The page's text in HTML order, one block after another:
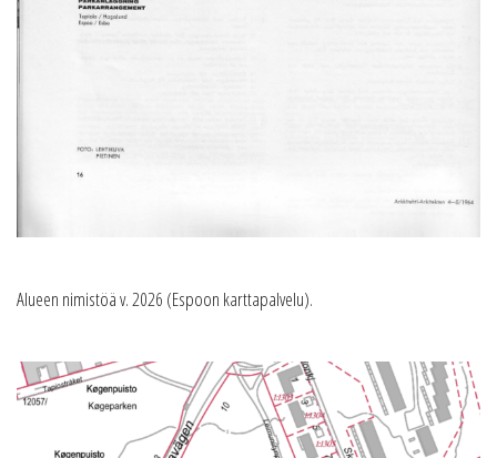
Alueen nimistöä v. 2026 (Espoon karttapalvelu).